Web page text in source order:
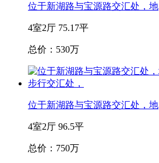
位于新湖路与宝源路交汇处，地
4室2厅 75.17平
总价：530万
位于新湖路与宝源路交汇处，地
4室2厅 96.5平
总价：750万